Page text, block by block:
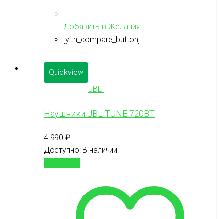
Добавить в Желания
[yith_compare_button]
Quickview
JBL
Наушники JBL TUNE 720BT
4 990 ₽
Доступно: В наличии